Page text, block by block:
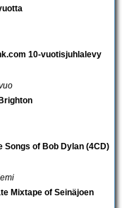
10-vuotisjuhlalevy
Songs of Bob Dylan (4CD)
Mixtape of Seinäjoen